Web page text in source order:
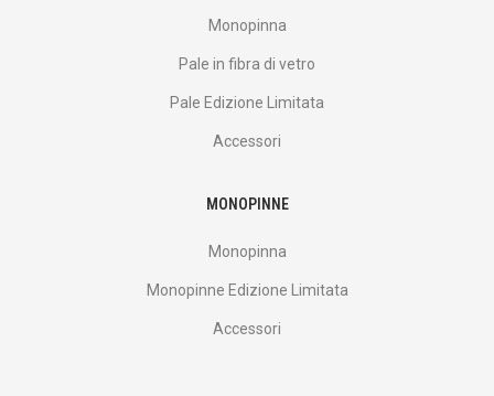
Monopinna
Pale in fibra di vetro
Pale Edizione Limitata
Accessori
MONOPINNE
Monopinna
Monopinne Edizione Limitata
Accessori